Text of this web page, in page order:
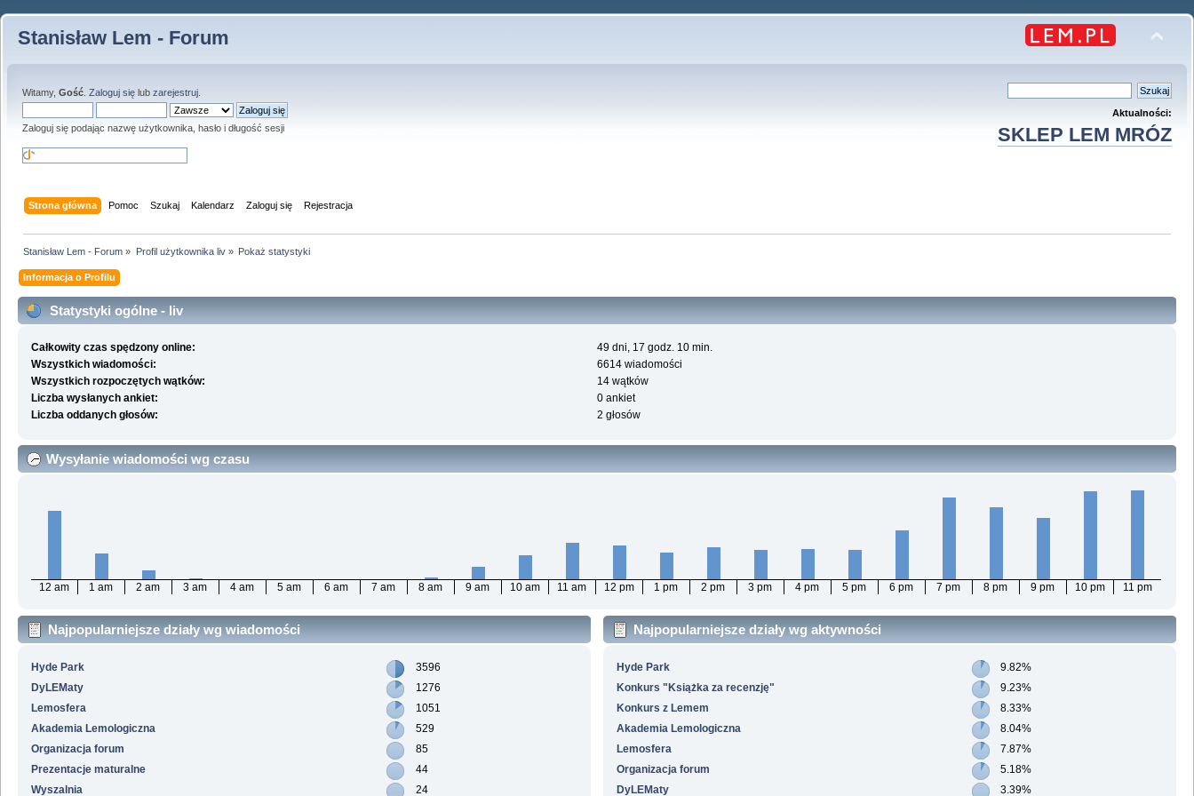
Stanisław Lem - Forum
Witamy, Gość Zaloguj się lub zarejestruj
Zaloguj się podając nazwę użytkownika, hasło i długość sesji
Aktualności:
SKLEP LEM MRÓZ
Strona główna Pomoc Szukaj Kalendarz Zaloguj się Rejestracja
Stanisław Lem - Forum » Profil użytkownika liv» Pokaż statystyki
Informacja o Profilu
Statystyki ogólne - liv
Całkowity czas spędzony online:
49 dni, 17 godz. 10 min.
Wszystkich wiadomości:
6614 wiadomości
Wszystkich rozpoczętych wątków:
14 wątków
Liczba wysłanych ankiet:
0 ankiet
Liczba oddanych głosów:
2 głosów
Wysyłanie wiadomości wg czasu
12 am 1 am 2 am 3 am 4 am 5 am 6 am 7 am 8 am 9 am 10 am 11 am 12 pm 1 pm 2 pm 3 pm 4 pm 5 pm 6 pm 7 pm 8 pm 9 pm 10 pm 11 pm
Najpopularniejsze działy wg wiadomości
Hyde Park
3596
DyLEMaty
1276
Lemosfera
1051
Akademia Lemologiczna
529
Organizacja forum
85
Prezentacje maturalne
44
Wyszalnia
24
Najpopularniejsze działy wg aktywności
Hyde Park
9.82%
Konkurs "Książka za recenzję"
9.23%
Konkurs z Lemem
8.33%
Akademia Lemologiczna
8.04%
Lemosfera
7.87%
Organizacja forum
5.18%
DyLEMaty
3.39%